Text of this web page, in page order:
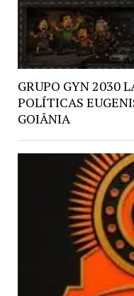
GRUPO GYN 2030
POLÍTICAS
GOIÂNIA